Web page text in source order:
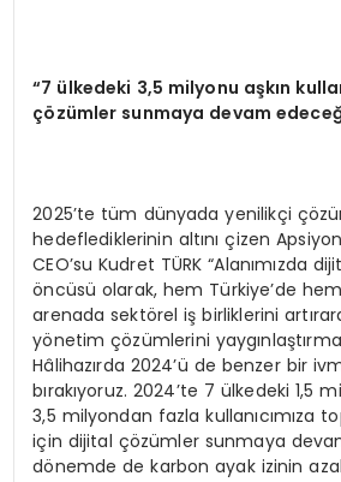
“7 ülkedeki 3,5 milyonu aşkın
çözümler sunmaya devam
2025’te tüm dünyada yenilikçi
hedeflediklerinin altını çizen
CEO’su Kudret TÜRK “Alanımızda
öncüsü olarak, hem Türkiye’de
arenada sektörel iş birliklerini
yönetim çözümlerini
Hâlihazırda 2024’ü de benzer bir
bırakıyoruz. 2024’te 7 ülkedeki 1,5
3,5 milyondan fazla kullanıcımıza
için dijital çözümler sunmaya
dönemde de karbon ayak izinin